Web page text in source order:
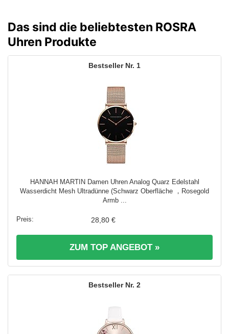
Das sind die beliebtesten ROSRA
Uhren Produkte
1
HANNAH MARTIN Damen Uhren Analog Quarz Edelstahl
Wasserdicht Mesh Ultradünne (Schwarz Oberfläche ，Rosegold
Armb ...
28,80 €
ZUM TOP ANGEBOT »
2